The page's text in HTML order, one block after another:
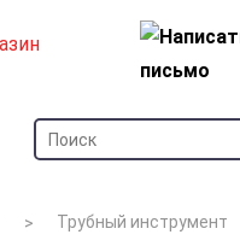
Трубный инструмент